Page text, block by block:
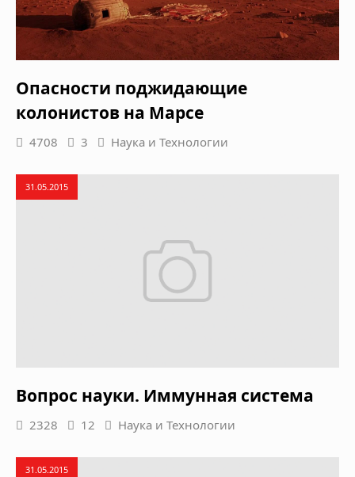
Опасности поджидающие
колонистов на Марсе
4708 3 Наука и Технологии
31.05.2015
Вопрос науки. Иммунная система
2328 12 Наука и Технологии
31.05.2015